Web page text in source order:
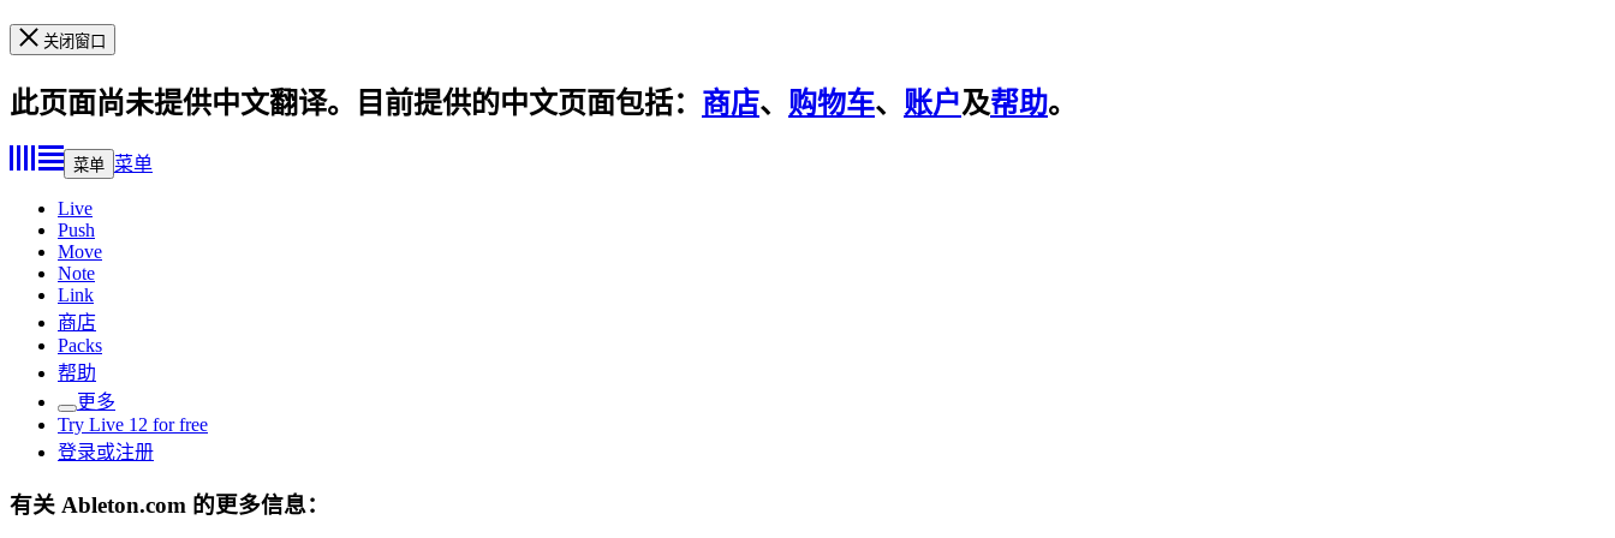
关闭窗口
此页面尚未提供中文翻译。目前提供的中文页面包括： 商店、 购物车、 账户及帮助。
菜单 菜单
Live
Push
Move
Note
Link
商店
Packs
帮助
更多
Try Live 12 for free
登录或注册
有关 Ableton.com 的更多信息：